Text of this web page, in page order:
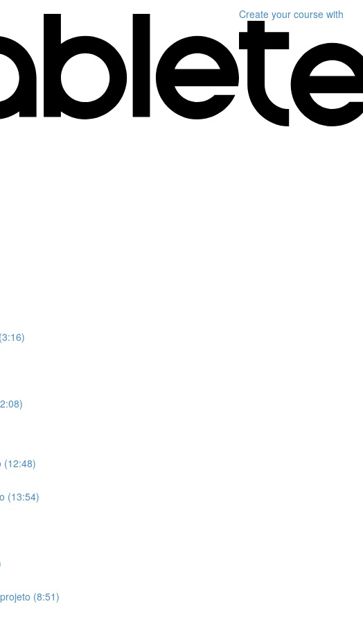
Create your course with
(12:48)
(13:54)
(8:51)